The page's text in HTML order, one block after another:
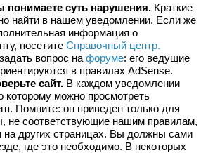
понимаете суть нарушения. Краткие
найти в нашем уведомлении. Если же
информация о
посетите Справочный центр.
вопрос на форуме: его ведущие
в правилах AdSense.
сайт. В каждом уведомлении
которому можно просмотреть
Помните: он приведен только для
не соответствующие нашим правилам,
на других страницах. Вы должны сами
где это необходимо. В некоторых